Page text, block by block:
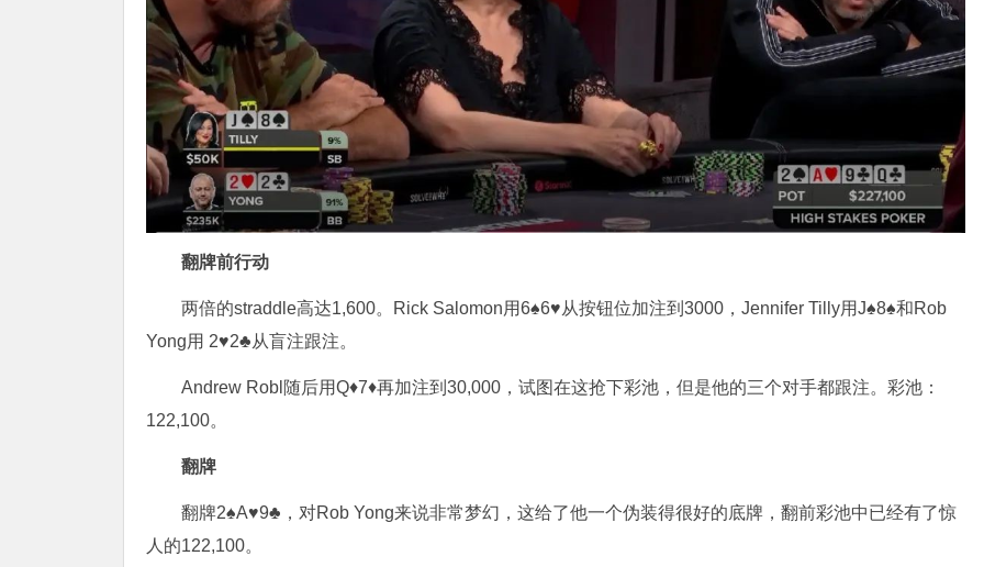
翻牌前行动
两倍的straddle高达1,600。Rick Salomon用6♠6♥从按钮位加注到3000，Jennifer Tilly用J♠8♠和Rob
Yong用 2♥2♣从盲注跟注。
Andrew Robl随后用Q♦7♦再加注到30,000，试图在这抢下彩池，但是他的三个对手都跟注。彩池：
122,100。
翻牌
翻牌2♠A♥9♣，对Rob Yong来说非常梦幻，这给了他一个伪装得很好的底牌，翻前彩池中已经有了惊
人的122,100。